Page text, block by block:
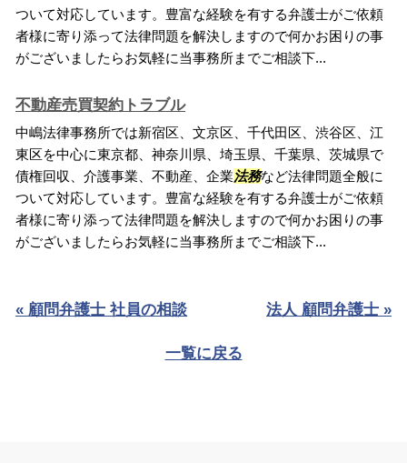
ついて対応しています。豊富な経験を有する弁護士がご依頼
者様に寄り添って法律問題を解決しますので何かお困りの事
がございましたらお気軽に当事務所までご相談下...
不動産売買契約トラブル
中嶋法律事務所では新宿区、文京区、千代田区、渋谷区、江
東区を中心に東京都、神奈川県、埼玉県、千葉県、茨城県で
債権回収、介護事業、不動産、企業法務など法律問題全般に
ついて対応しています。豊富な経験を有する弁護士がご依頼
者様に寄り添って法律問題を解決しますので何かお困りの事
がございましたらお気軽に当事務所までご相談下...
« 顧問弁護士 社員の相談 法人 顧問弁護士 »
一覧に戻る